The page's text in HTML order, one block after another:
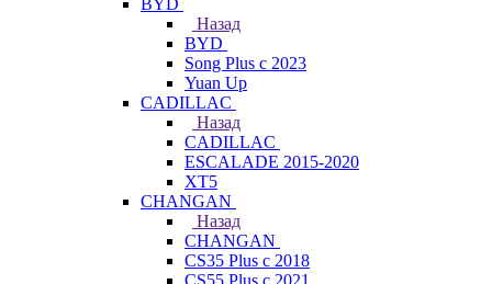
BYD
Назад
BYD
Song Plus с 2023
Yuan Up
CADILLAC
Назад
CADILLAC
ESСALADE 2015-2020
XT5
CHANGAN
Назад
CHANGAN
CS35 Plus с 2018
CS55 Plus с 2021